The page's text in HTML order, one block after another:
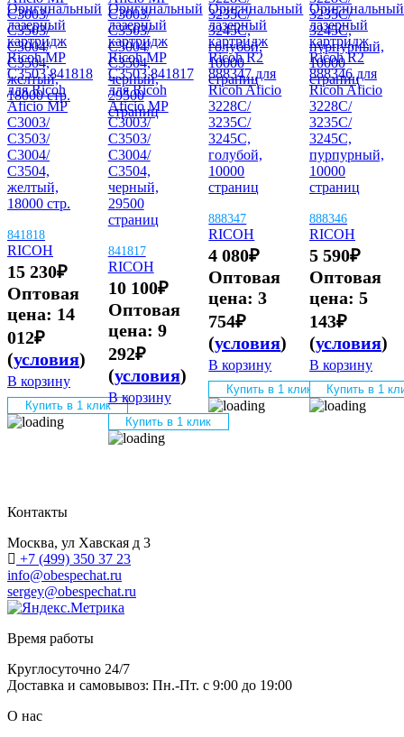
Оригинальный
лазерный
картридж
Ricoh MP
C3503 841818
для Ricoh
Aficio MP
C3003/
C3503/
C3004/
C3504,
желтый,
18000 стр.
841818
RICOH
15 230₽
Оптовая
цена: 14
012₽
(условия)
В корзину
Купить в 1 клик
Оригинальный
лазерный
картридж
Ricoh MP
C3503 841817
для Ricoh
Aficio MP
C3003/
C3503/
C3004/
C3504,
черный,
29500
страниц
841817
RICOH
10 100₽
Оптовая
цена: 9
292₽
(условия)
В корзину
Купить в 1 клик
Оригинальный
лазерный
картридж
Ricoh R2
888347 для
Ricoh Aficio
3228C/
3235C/
3245C,
голубой,
10000
страниц
888347
RICOH
4 080₽
Оптовая
цена:3
754₽
(условия)
В корзину
Купить в 1 клик
Оригинальный
лазерный
картридж
Ricoh R2
888346 для
Ricoh Aficio
3228C/
3235C/
3245C,
пурпурный,
10000
страниц
888346
RICOH
5 590₽
Оптовая
цена: 5
143₽
(условия)
В корзину
Купить в 1
Контакты
Москва, ул Хавская д 3
+7 (499) 350 37 23
info@obespechat.ru
sergey@obespechat.ru
Время работы
Круглосуточно 24/7
Доставка и самовывоз: Пн.-Пт. с 9:00 до 19:00
О нас